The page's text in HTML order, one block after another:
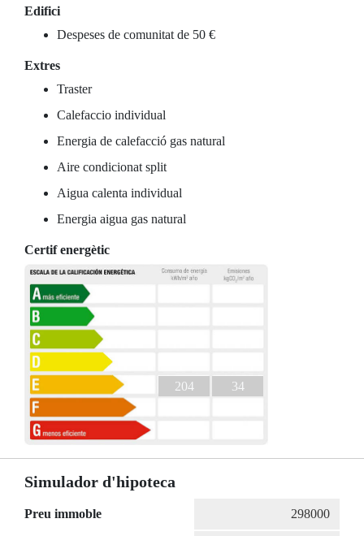
Edifici
Despeses de comunitat de 50 €
Extres
Traster
Calefaccio individual
Energia de calefacció gas natural
Aire condicionat split
Aigua calenta individual
Energia aigua gas natural
Certif energètic
204 34
Simulador d'hipoteca
Preu immoble